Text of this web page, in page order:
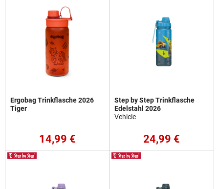
Ergobag Trinkflasche 2026
Tiger
14,99 €
Step by Step Trinkflasche
Edelstahl 2026
Vehicle
24,99 €